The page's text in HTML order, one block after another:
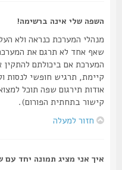
השפה שלי אינה ברשימה!
מנהלי המערכת כנראה ולא העלו
שאף אחד לא תרגם את המערכת
המערכת אם ביכולתם להתקין
קיימת, תרגיש חופשי לנסות
קישור בתחתית הפורום).
חזור למעלה
איך אני מציג תמונה יחד עם שם